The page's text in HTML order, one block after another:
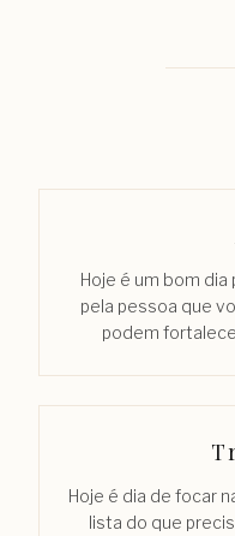
Hoje é um bom
pela pessoa que
podem
Hoje é dia de focar
lista do que